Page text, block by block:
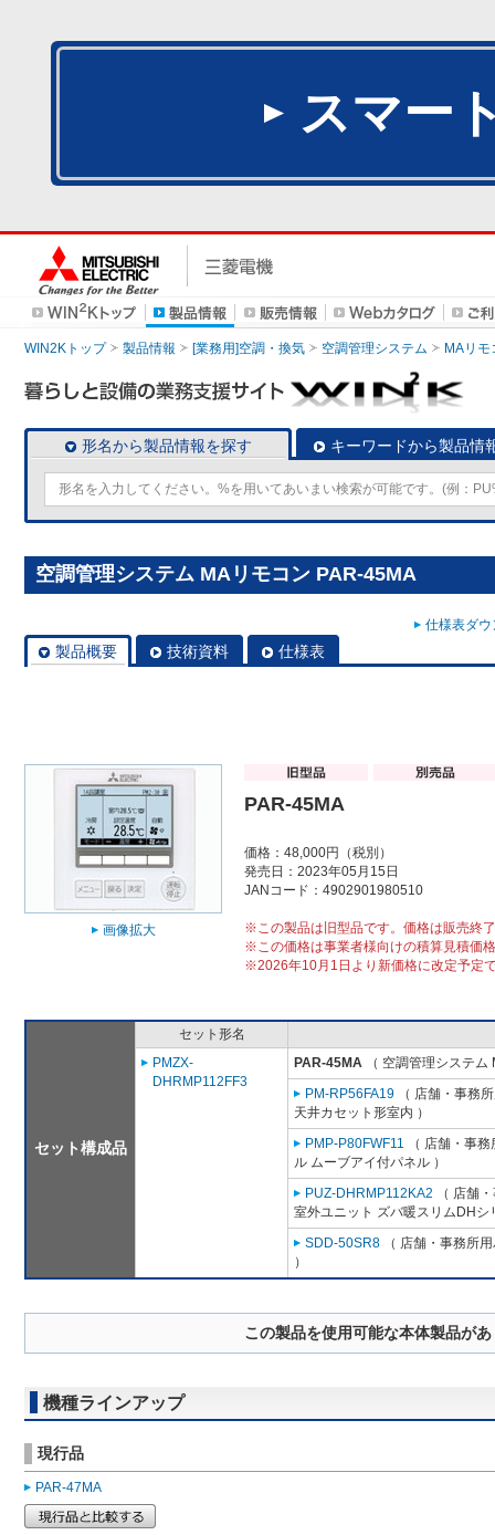
スマー
WIN2Kトップ 製品情報 [業務用]空調・換気 空調管理システム MAリモ
形名から製品情報を探す キーワードから製品情
空調管理システム MAリモコン PAR-45MA
仕様表ダ
製品概要 技術資料 仕様表
画像拡大
PAR-45MA
価格：48,000円（税別）
発売日：2023年05月15日
JANコード：4902901980510
※この製品は旧型品です。価格は販売終
※この価格は事業者様向けの積算見積価
※2026年10月1日より新価格に改定予定
セット構成品
セット形名
PMZX-
DHRMP112FF3
PAR-45MA （ 空調管理システム
PM-RP56FA19 （ 店舗・事務
天井カセット形室内 ）
PMP-P80FWF11 （ 店舗・事
ル ムーブアイ付パネル ）
PUZ-DHRMP112KA2 （ 店舗
室外ユニット ズバ暖スリムDHシ
SDD-50SR8 （ 店舗・事務所
）
この製品を使用可能な本体製品が
機種ラインアップ
現行品
PAR-47MA